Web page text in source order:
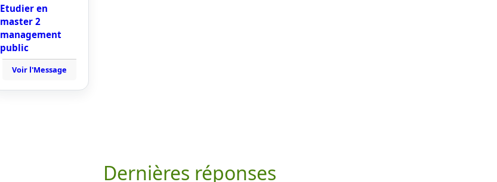
Etudier en
master 2
management
public
Voir l'Message
Dernières réponses